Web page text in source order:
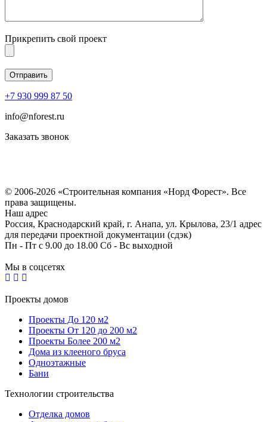
Прикрепить свой проект
+7 930 999 87 50
info@nforest.ru
Заказать звонок
© 2006-2026 «Строительная компания «Норд Форест». Все
права защищены.
Наш адрес
Россия, Краснодарский край, г. Анапа, ул. Крылова, 23/1 адрес
для передачи проектной документации (сдэк)
Пн - Пт с 9.00 до 18.00 Сб - Вс выходной
Мы в соцсетях
Проекты домов
Проекты До 120 м2
Проекты От 120 до 200 м2
Проекты Более 200 м2
Дома из клееного бруса
Одноэтажные
Бани
Технологии строительства
Отделка домов